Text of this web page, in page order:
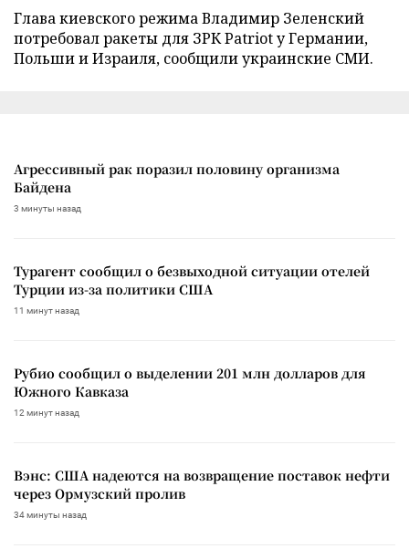
Глава киевского режима Владимир Зеленский
потребовал ракеты для ЗРК Patriot у Германии,
Польши и Израиля, сообщили украинские СМИ.
Агрессивный рак поразил половину организма
Байдена
3 минуты назад
Турагент сообщил о безвыходной ситуации отелей
Турции из-за политики США
11 минут назад
Рубио сообщил о выделении 201 млн долларов для
Южного Кавказа
12 минут назад
Вэнс: США надеются на возвращение поставок нефти
через Ормузский пролив
34 минуты назад